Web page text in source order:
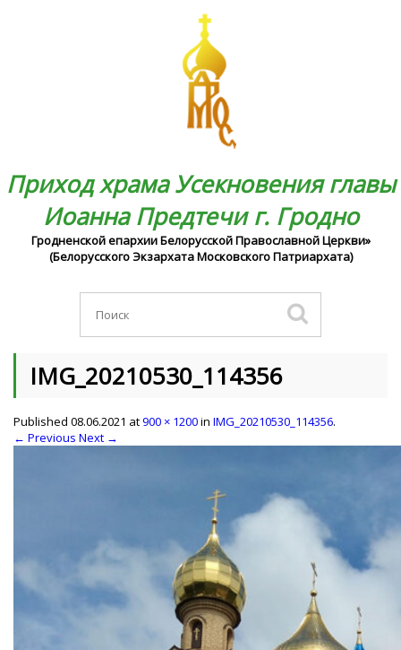
Приход храма Усекновения главы
Иоанна Предтечи г. Гродно
Гродненской епархии Белорусской Православной Церкви»
(Белорусского Экзархата Московского Патриархата)
IMG_20210530_114356
Published 08.06.2021 at900 × 1200in IMG_20210530_114356.
← Previous Next →